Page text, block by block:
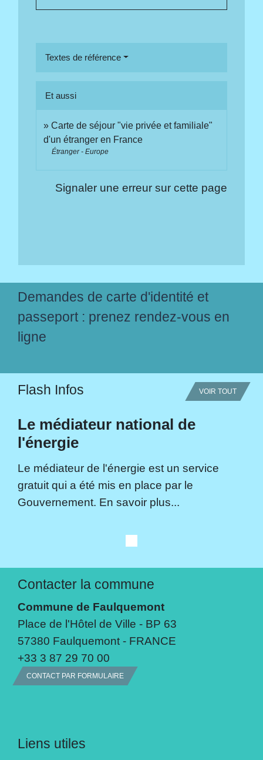
Textes de référence
Et aussi
Carte de séjour "vie privée et familiale"
d'un étranger en France
Étranger - Europe
Signaler une erreur sur cette page
Demandes de carte d'identité et
passeport : prenez rendez-vous en
ligne
Flash Infos VOIR TOUT
Le médiateur national de
l'énergie
Le médiateur de l'énergie est un service
gratuit qui a été mis en place par le
Gouvernement. En savoir plus...
Contacter la commune
Commune de Faulquemont
Place de l'Hôtel de Ville - BP 63
57380 Faulquemont - FRANCE
+33 3 87 29 70 00
CONTACT PAR FORMULAIRE
Liens utiles